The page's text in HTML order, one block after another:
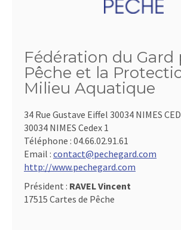
Fédération du Gard
Pêche et la
Milieu Aquatique
34 Rue Gustave Eiffel 30034 NIMES
30034 NIMES Cedex 1
Téléphone : 04.66.02.91.61
Email : contact@pechegard.com
http://www.pechegard.com
Président : RAVEL Vincent
17515 Cartes de Pêche